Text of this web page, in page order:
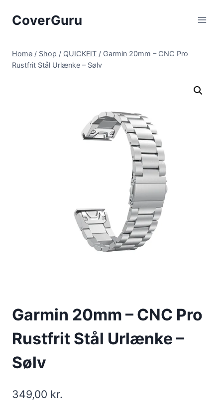
CoverGuru
Home / Shop / QUICKFIT / Garmin 20mm – CNC Pro
Rustfrit Stål Urlænke – Sølv
Garmin 20mm – CNC Pro
Rustfrit Stål Urlænke –
Sølv
349,00 kr.